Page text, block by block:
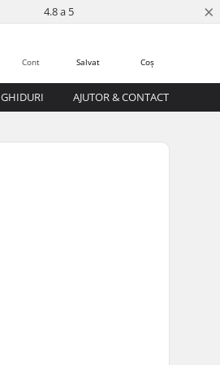
4.8 a 5 ×
Coș
Salvat
Cont
GHIDURI AJUTOR & CONTACT